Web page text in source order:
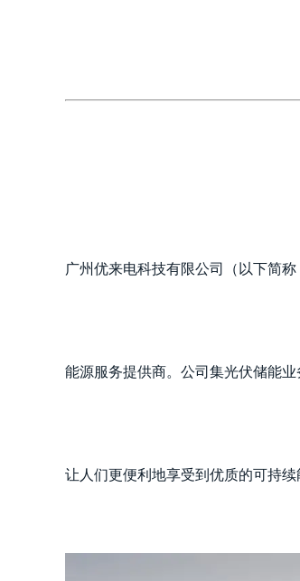
广州优来电科技有限公司（以下简
能源服务提供商。公司集光伏储能
让人们更便利地享受到优质的可持续